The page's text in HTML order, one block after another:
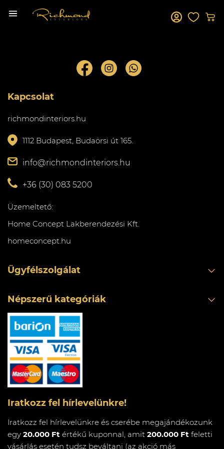
Kapcsolat
richmondinteriors.hu
1112 Budapest, Budaörsi út 165.
info@richmondinteriors.hu
+36 (30) 083 5200
Üzemeltető:
Home Concept Lakberendezési Kft.
homeconcept.hu
Ügyfélszolgálat
Népszerű kategóriák
Iratkozz fel hírlevelünkre!
Iratkozz fel hírlevelünkre és cserébe megajándékozunk
egy 20.000 Ft értékű kuponnal, amit 200.000 Ft feletti
vásárlás esetén tudsz beváltani (az akció más